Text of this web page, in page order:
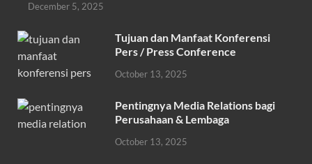
December 5, 2025
Tujuan dan Manfaat Konferensi
Pers / Press Conference
October 13, 2025
Pentingnya Media Relations bagi
Perusahaan & Lembaga
October 13, 2025